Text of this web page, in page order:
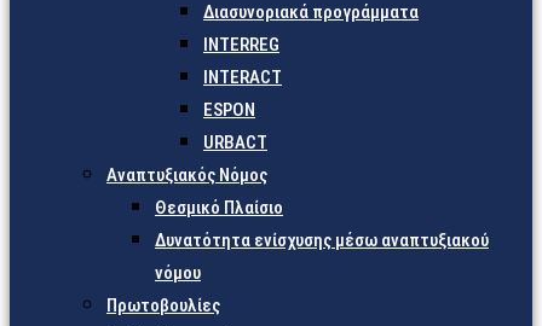
Διασυνοριακά προγράμματα
INTERREG
INTERACT
ESPON
URBACT
Αναπτυξιακός Νόμος
Θεσμικό Πλαίσιο
Δυνατότητα ενίσχυσης μέσω αναπτυξιακού
νόμου
Πρωτοβουλίες